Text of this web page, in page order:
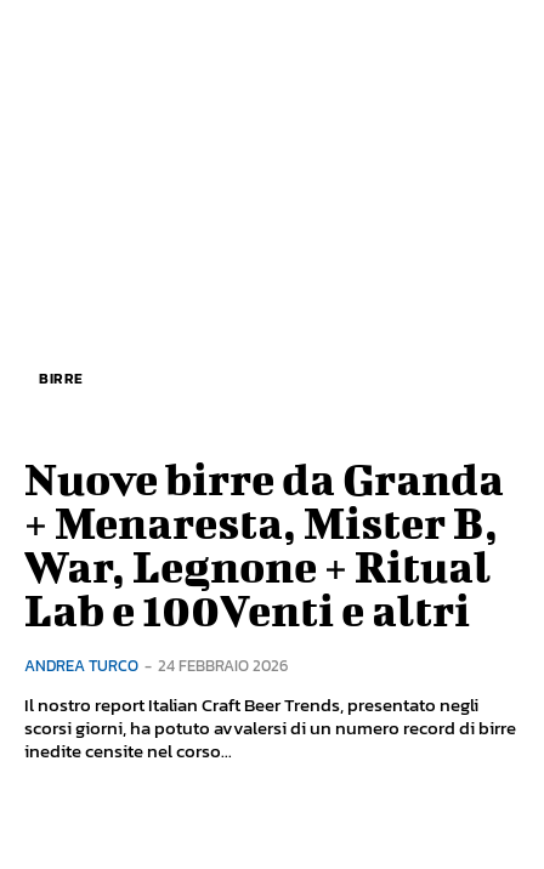
BIRRE
Nuove birre da Granda
+ Menaresta, Mister B,
War, Legnone + Ritual
Lab e 100Venti e altri
ANDREA TURCO - 24 FEBBRAIO 2026
Il nostro report Italian Craft Beer Trends, presentato negli
scorsi giorni, ha potuto avvalersi di un numero record di birre
inedite censite nel corso...